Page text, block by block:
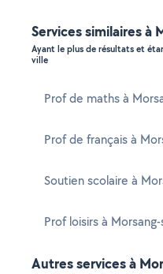
Services similaires à
Ayant le plus de résultats et
ville
Prof de maths à
Prof de français à
Soutien scolaire à
Prof loisirs à
Autres services à